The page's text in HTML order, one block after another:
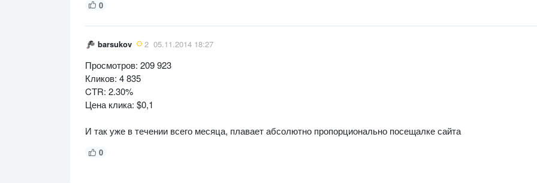
0
barsukov 2 05.11.2014 18:27
Просмотров: 209 923
Кликов: 4 835
CTR: 2.30%
Цена клика: $0,1
И так уже в течении всего месяца, плавает абсолютно пропорционально посещалке сайта
0